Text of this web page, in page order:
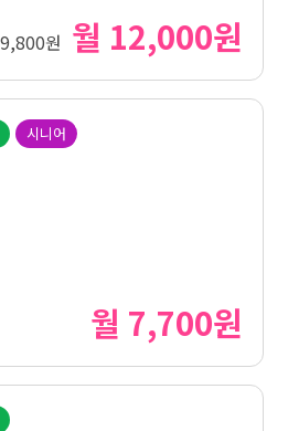
원 월 12,000원
시니어
월 7,700원